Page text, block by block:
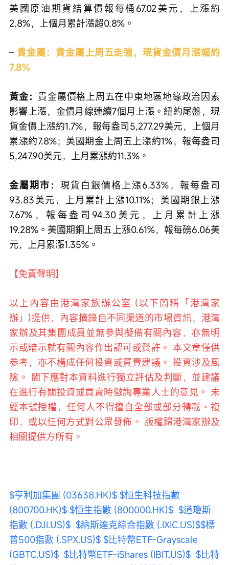
美國原油期貨結算價報每桶67.02美元，上漲約
2.8%，上個月累計漲超0.8%。
– 貴金屬：貴金屬上周五走強，現貨金價月漲幅約
7.8%
黃金： 貴金屬價格上周五在中東地區地緣政治因素
影響上漲，金價月線連續7個月上漲。紐約尾盤，現
貨金價上漲約1.7%，報每盎司5,277.29美元，上個月
累漲約7.8%；美國期金上周五上漲約1%，報每盎司
5,247.90美元，上月累漲約11.3%。
金屬期市： 現貨白銀價格上漲6.33%，報每盎司
93.83美元，上月累計上漲10.11%；美國期銀上漲
7.67%，報每盎司94.30美元，上月累計上漲
19.28%。美國期銅上周五上漲0.61%，報每磅6.06美
元，上月累漲1.35%。
【免責聲明】
以上內容由港灣家族辦公室 (以下簡稱「港灣家
辦」)提供，內容摘錄自不同渠道的市場資訊，港灣
家辦及其集團成員並無參與擬備有關內容，亦無明
示或暗示就有關內容作出認可或贊許。 本文章僅供
参考，亦不構成任何投資或買賣建議。 投資涉及風
險。 閣下應對本資料進行獨立評估及判斷，並建議
在進行有關投資或買賣時徵詢專業人士的意見。 未
經本號授權，任何人不得擅自全部或部分轉載、複
印，或以任何方式對公眾發佈。 版權歸港灣家辦及
相關提供方所有。
$亨利加集團 (03638.HK)$ $恒生科技指數
(800700.HK)$ $恒生指數 (800000.HK)$ $道瓊斯
指數 (.DJI.US)$ $納斯達克綜合指數 (.IXIC.US)$$標
普500指數 (.SPX.US)$ $比特幣ETF-Grayscale
(GBTC.US)$ $比特幣ETF-iShares (IBIT.US)$ $比特